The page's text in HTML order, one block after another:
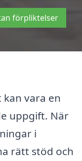
förpliktelser
vara en
uppgift. När
i
rätt stöd och